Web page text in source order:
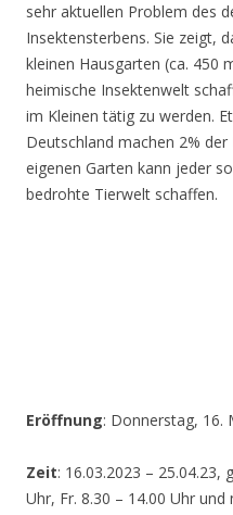
sehr aktuellen Problem des
Insektensterbens. Sie zeigt,
kleinen Hausgarten (ca. 450
heimische Insektenwelt
im Kleinen tätig zu werden.
Deutschland machen 2%
eigenen Garten kann jeder
bedrohte Tierwelt schaffen.
Eröffnung: Donnerstag, 16.
Zeit: 16.03.2023 – 25.04.23,
Uhr, Fr. 8.30 – 14.00 Uhr